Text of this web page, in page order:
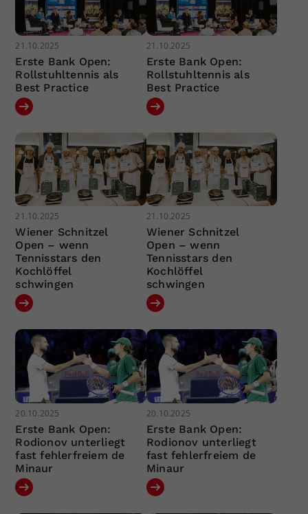
21.10.2025
Erste Bank Open:
Rollstuhltennis als
Best Practice
21.10.2025
Erste Bank Open:
Rollstuhltennis als
Best Practice
21.10.2025
Wiener Schnitzel
Open – wenn
Tennisstars den
Kochlöffel
schwingen
21.10.2025
Wiener Schnitzel
Open – wenn
Tennisstars den
Kochlöffel
schwingen
20.10.2025
Erste Bank Open:
Rodionov unterliegt
fast fehlerfreiem de
Minaur
20.10.2025
Erste Bank Open:
Rodionov unterliegt
fast fehlerfreiem de
Minaur